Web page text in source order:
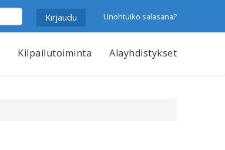
Unohtuiko salasana?
Kilpailutoiminta Alayhdistykset